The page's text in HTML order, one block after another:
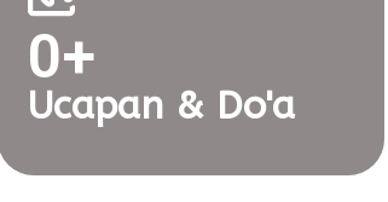
0+
Ucapan & Do'a